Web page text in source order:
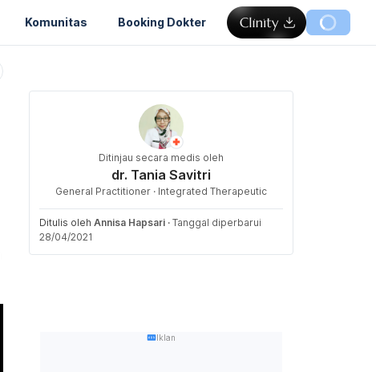
Komunitas Booking Dokter
Ditinjau secara medis oleh
dr. Tania Savitri
General Practitioner · Integrated Therapeutic
Ditulis oleh Annisa Hapsari · Tanggal diperbarui
28/04/2021
Iklan